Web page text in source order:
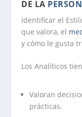
DE LA
Identificar el
que valora, el
y cómo le gusta
Los Analíticos
Valoran
prácticas.